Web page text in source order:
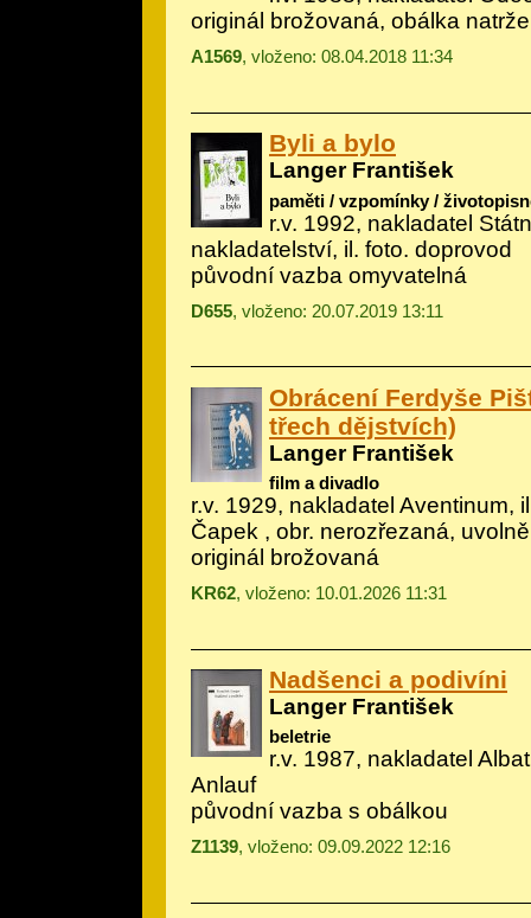
originál brožovaná, obálka
A1569, vloženo: 08.04.2018 11:34
Byli a bylo
Langer František
paměti / vzpomínky /
r.v. 1992, nakladatel
nakladatelství, il. foto. doprovod
původní vazba omyvatelná
D655, vloženo: 20.07.2019 13:11
Obrácení Ferdyše
třech dějstvích)
Langer František
film a divadlo
r.v. 1929, nakladatel Aventinum,
Čapek , obr. nerozřezaná,
originál brožovaná
KR62, vloženo: 10.01.2026 11:31
Nadšenci a podivíni
Langer František
beletrie
r.v. 1987, nakladatel
Anlauf
původní vazba s obálkou
Z1139, vloženo: 09.09.2022 12:16